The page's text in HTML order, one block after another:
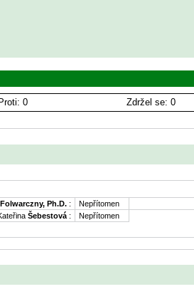
Proti: 0 Zdržel se: 0
Folwarczny, Ph.D. : Nepřítomen
Šebestová : Nepřítomen